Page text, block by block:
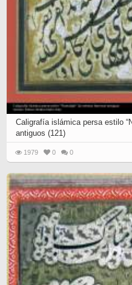
Caligrafía islámica persa estilo
antiguos (121)
1979 0 0